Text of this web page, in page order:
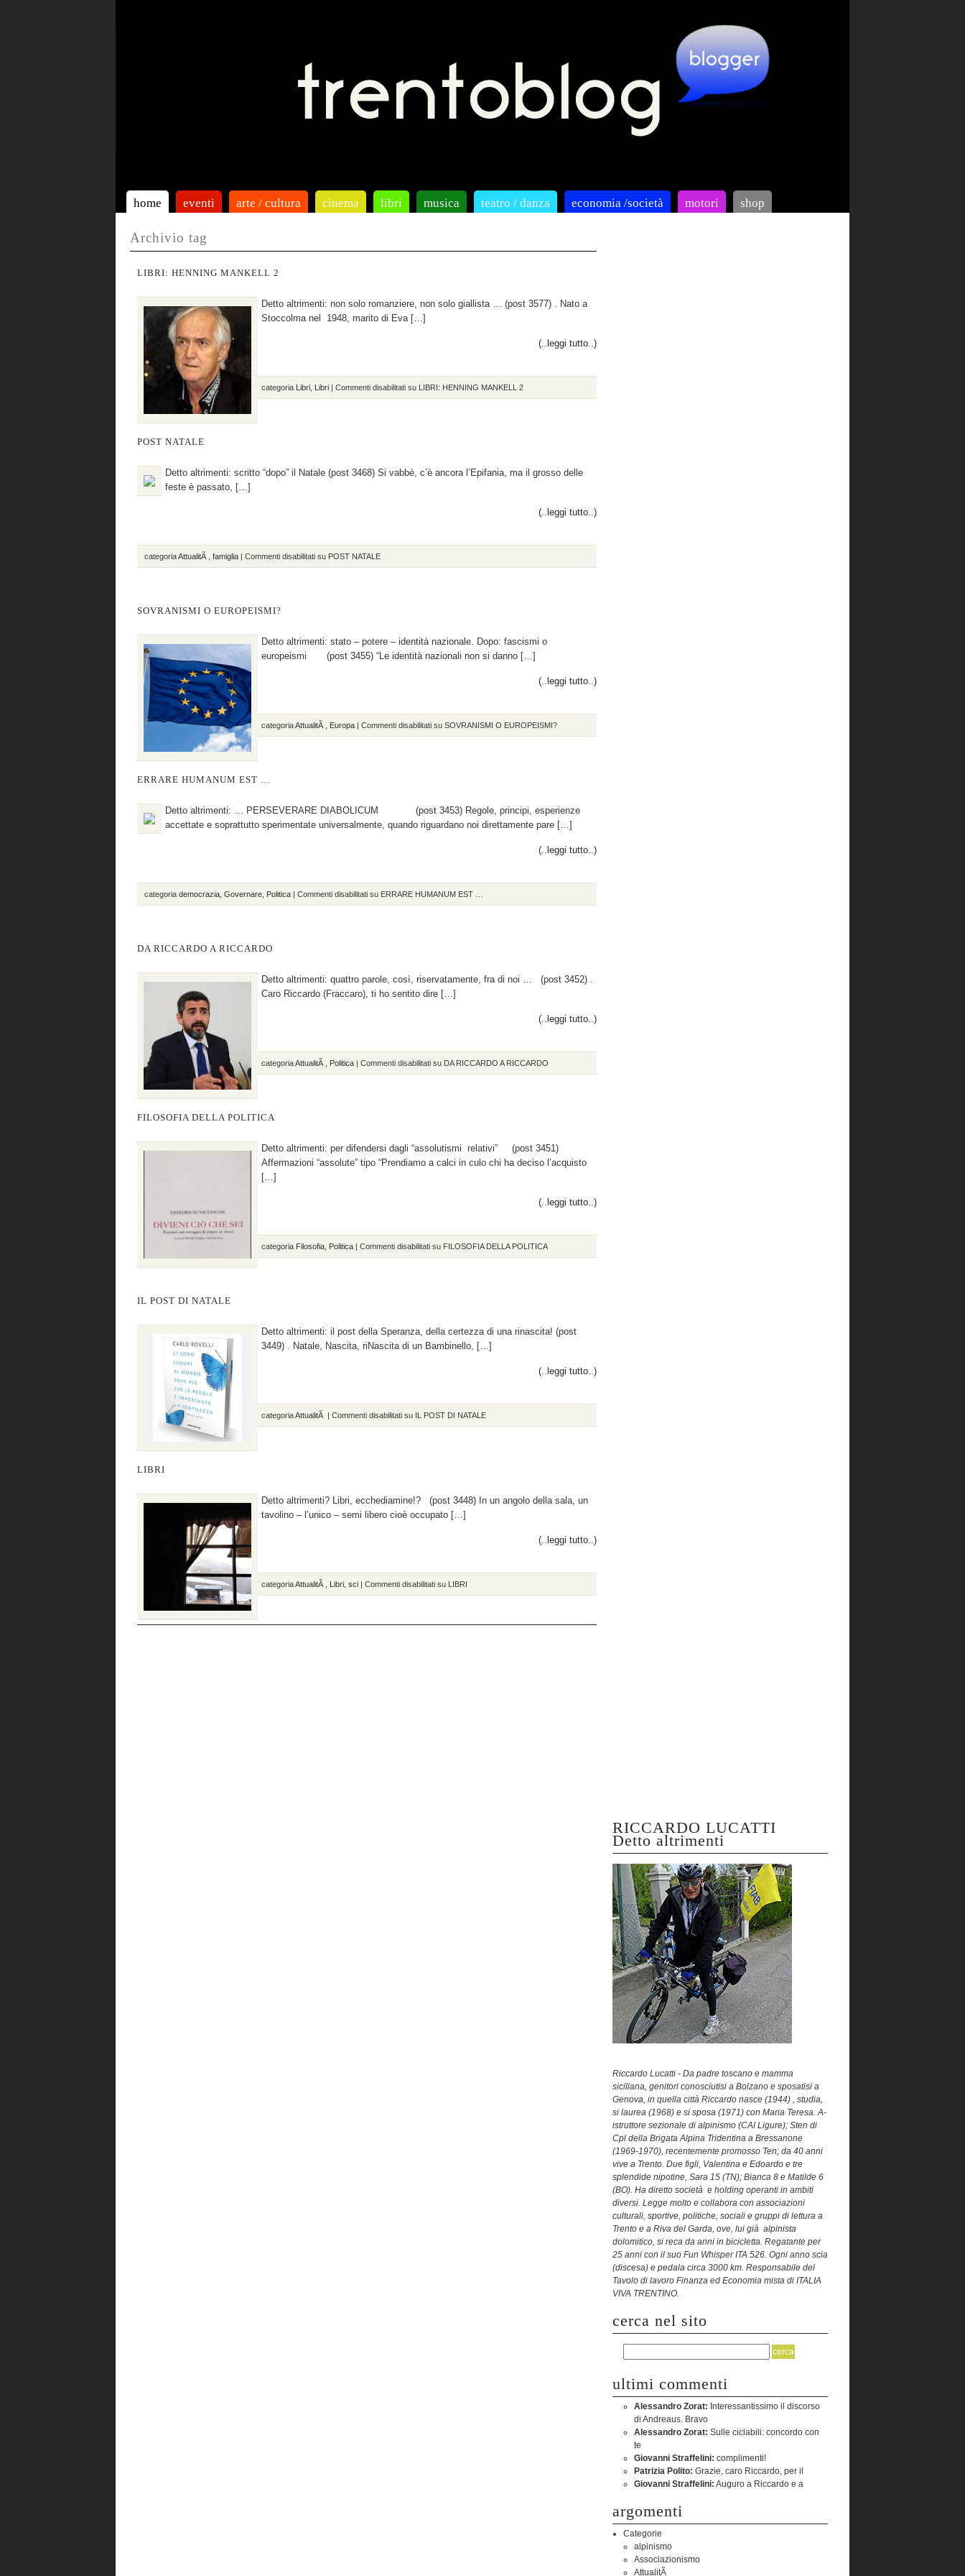
home eventi arte / cultura cinema libri musica teatro / danza economia /società motori shop
Archivio tag
LIBRI: HENNING MANKELL 2
Detto altrimenti: non solo romanziere, non solo giallista … (post 3577) . Nato a
Stoccolma nel 1948, marito di Eva […]
(..leggi tutto..)
categoria Libri Libri | Commenti disabilitati su LIBRI: HENNING MANKELL 2
POST NATALE
Detto altrimenti: scritto “dopo” il Natale (post 3468) Si vabbè, c’è ancora l’Epifania, ma il grosso delle
feste è passato, […]
(..leggi tutto..)
categoriaAttualitÃ famiglia | Commenti disabilitati su POST NATALE
SOVRANISMI O EUROPEISMI?
Detto altrimenti: stato – potere – identità nazionale. Dopo: fascismi o
europeismi (post 3455) “Le identità nazionali non si danno […]
(..leggi tutto..)
categoriaAttualitÃ Europa | Commenti disabilitati su SOVRANISMI O EUROPEISMI?
ERRARE HUMANUM EST …
Detto altrimenti: … PERSEVERARE DIABOLICUM (post 3453) Regole, principi, esperienze
accettate e soprattutto sperimentate universalmente, quando riguardano noi direttamente pare […]
(..leggi tutto..)
categoria democrazia Governare Politica | Commenti disabilitati su ERRARE HUMANUM EST …
DA RICCARDO A RICCARDO
Detto altrimenti: quattro parole, così, riservatamente, fra di noi … (post 3452) .
Caro Riccardo (Fraccaro), ti ho sentito dire […]
(..leggi tutto..)
categoriaAttualitÃ Politica | Commenti disabilitati su DA RICCARDO A RICCARDO
FILOSOFIA DELLA POLITICA
Detto altrimenti: per difendersi dagli “assolutismi relativi” (post 3451)
Affermazioni “assolute” tipo “Prendiamo a calci in culo chi ha deciso l’acquisto
[…]
(..leggi tutto..)
categoria Filosofia Politica | Commenti disabilitati su FILOSOFIA DELLA POLITICA
IL POST DI NATALE
Detto altrimenti: il post della Speranza, della certezza di una rinascita! (post
3449) . Natale, Nascita, riNascita di un Bambinello, […]
(..leggi tutto..)
categoriaAttualitÃ | Commenti disabilitati su IL POST DI NATALE
LIBRI
Detto altrimenti? Libri, ecchediamine!? (post 3448) In un angolo della sala, un
tavolino – l’unico – semi libero cioè occupato […]
(..leggi tutto..)
categoriaAttualitÃ Libri sci | Commenti disabilitati su LIBRI
RICCARDO LUCATTI
Detto altrimenti
Riccardo Lucatti - Da padre toscano e mamma
siciliana, genitori conosciutisi a Bolzano e sposatisi a
Genova, in quella città Riccardo nasce (1944) , studia,
si laurea (1968) e si sposa (1971) con Maria Teresa. A-
istruttore sezionale di alpinismo (CAI Ligure); Sten di
Cpl della Brigata Alpina Tridentina a Bressanone
(1969-1970), recentemente promosso Ten; da 40 anni
vive a Trento. Due figli, Valentina e Edoardo e tre
splendide nipotine, Sara 15 (TN); Bianca 8 e Matilde 6
(BO). Ha diretto società e holding operanti in ambiti
diversi. Legge molto e collabora con associazioni
culturali, sportive, politiche, sociali e gruppi di lettura a
Trento e a Riva del Garda, ove, lui già alpinista
dolomitico, si reca da anni in bicicletta. Regatante per
25 anni con il suo Fun Whisper ITA 526. Ogni anno scia
(discesa) e pedala circa 3000 km. Responsabile del
Tavolo di lavoro Finanza ed Economia mista di ITALIA
VIVA TRENTINO.
cerca nel sito
ultimi commenti
Alessandro Zorat: Interessantissimo il discorso
di Andreaus. Bravo
Alessandro Zorat: Sulle ciclabili: concordo con
te
Giovanni Straffelini: complimenti!
Patrizia Polito: Grazie, caro Riccardo, per il
Giovanni Straffelini: Auguro a Riccardo e a
argomenti
Categorie
alpinismo
Associazionismo
AttualitÃ